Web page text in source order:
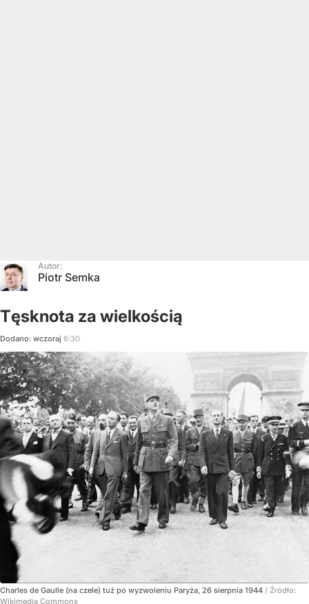
Autor:
Piotr Semka
Tęsknota za wielkością
Dodano: wczoraj 6:30
Charles de Gaulle (na czele) tuż po wyzwoleniu Paryża, 26 sierpnia 1944 / Źródło:
Wikimedia Commons